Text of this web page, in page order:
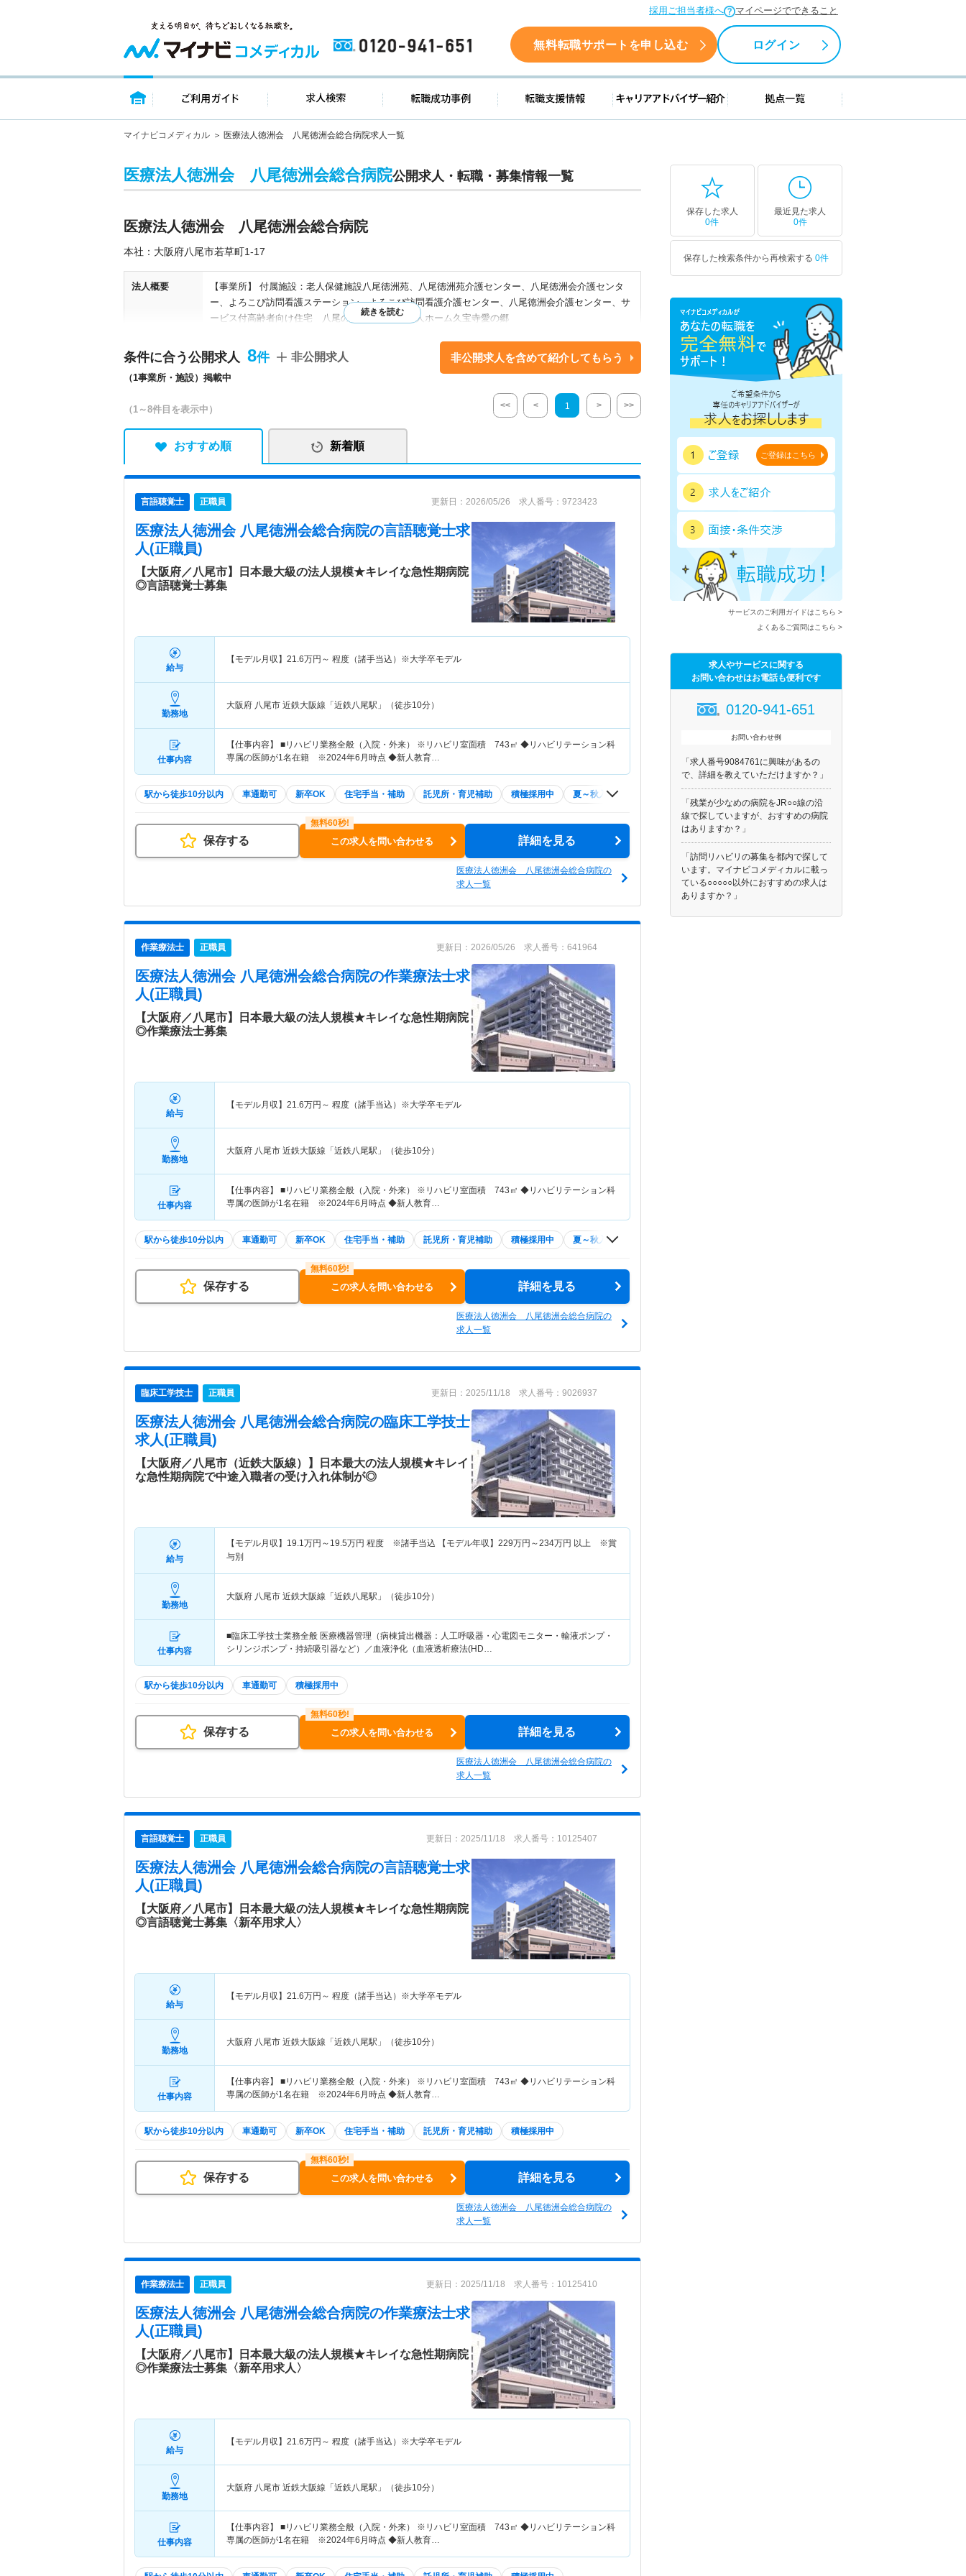
採用ご担当者様へ マイページでできること
0120-941-651 無料転職サポートを申し込む ログイン
トップページ ご利用ガイド 求人検索 転職成功事例 転職支援情報 キャリアアドバイザー紹介 拠点一覧
マイナビコメディカル 医療法人徳洲会 八尾徳洲会総合病院求人一覧
医療法人徳洲会 八尾徳洲会総合病院公開求人・転職・募集情報一覧
医療法人徳洲会 八尾徳洲会総合病院
本社：大阪府八尾市若草町1‐17
法人概要
【事業所】 付属施設：老人保健施設八尾徳洲苑、八尾徳洲苑介護センター、八尾徳洲会介護センタ
ー、よろこび訪問看護ステーション、よろこび訪問看護介護センター、八尾徳洲会介護センター、サ
ービス付高齢者向け住宅 八尾の杜、特別養護老人ホーム久宝寺愛の郷
病院情報補足 電子カルテ導入済み、オーダリングシステム導入済み
特色
外来・入院・在宅の患者様に対してリハビリテーションを提供しています。特に入院中のリハビリテ
ーションでは、早期から介入 することで、患者様の運動機能低下を最小限に予防するように努めてい
ます。整形外科チーム、脳神経外科チーム、心臓・呼吸チーム、訪問リハビリチームの4チームに分
かれ、スペシャリストの育成に力を注いでいます。 ■作業療法 外来・入院を中心に、患者様の日常生
活動作の獲得を目標に作業療法を実施しています。高次脳機能障害に悩んでおられる 患者様や、手に
ハンドセラピィや脳卒中回復期の患者様にも対応しています。定期的な勉強会も実施しており、外部
勉強会に出席し た後は伝達講習を行い、各スタッフの知識・技術向上に努めています。
条件に合う公開求人 8
（1事業所・施設）掲載中
非公開求人 非公開求人を含めて紹介してもらう
（1～8件目を表示中） << < 1 > >>
おすすめ順 新着順
言語聴覚士 正職員 更新日：2026/05/26 求人番号：9723423
医療法人徳洲会 八尾徳洲会総合病院の言語聴覚士求
人(正職員)
【大阪府／八尾市】日本最大級の法人規模★キレイな急性期病院
◎言語聴覚士募集
給与
【モデル月収】 21.6万円～ 程度（諸手当込）※大学卒モデル
勤務地
大阪府 八尾市 近鉄大阪線「近鉄八尾駅」（徒歩10分）
仕事内容
【仕事内容】 ■リハビリ業務全般（入院・外来） ※リハビリ室面積 743㎡ ◆リハビリテーション科
専属の医師が1名在籍 ※2024年6月時点 ◆新人教育…
駅から徒歩10分以内 車通勤可 新卒OK 住宅手当・補助 託児所・育児補助 積極採用中 夏～秋入職可
保存する この求人を問い合わせる 詳細を見る
医療法人徳洲会 八尾徳洲会総合病院の
求人一覧
作業療法士 正職員 更新日：2026/05/26 求人番号：641964
医療法人徳洲会 八尾徳洲会総合病院の作業療法士求
人(正職員)
【大阪府／八尾市】日本最大級の法人規模★キレイな急性期病院
◎作業療法士募集
給与
【モデル月収】 21.6万円～ 程度（諸手当込）※大学卒モデル
勤務地
大阪府 八尾市 近鉄大阪線「近鉄八尾駅」（徒歩10分）
仕事内容
【仕事内容】 ■リハビリ業務全般（入院・外来） ※リハビリ室面積 743㎡ ◆リハビリテーション科
専属の医師が1名在籍 ※2024年6月時点 ◆新人教育…
駅から徒歩10分以内 車通勤可 新卒OK 住宅手当・補助 託児所・育児補助 積極採用中 夏～秋入職可
保存する この求人を問い合わせる 詳細を見る
医療法人徳洲会 八尾徳洲会総合病院の
求人一覧
臨床工学技士 正職員 更新日：2025/11/18 求人番号：9026937
医療法人徳洲会 八尾徳洲会総合病院の臨床工学技士
求人(正職員)
【大阪府／八尾市（近鉄大阪線）】日本最大の法人規模★キレイ
な急性期病院で中途入職者の受け入れ体制が◎
給与
【モデル月収】 19.1万円～ 19.5万円 程度 ※諸手当込 【モデル年収】 229万円～234万円 以上 ※賞
与別
勤務地
大阪府 八尾市 近鉄大阪線「近鉄八尾駅」（徒歩10分）
仕事内容
■臨床工学技士業務全般 医療機器管理（病棟貸出機器：人工呼吸器・心電図モニター・輸液ポンプ・
シリンジポンプ・持続吸引器など）／血液浄化（血液透析療法(HD…
駅から徒歩10分以内 車通勤可 積極採用中
保存する この求人を問い合わせる 詳細を見る
医療法人徳洲会 八尾徳洲会総合病院の
求人一覧
言語聴覚士 正職員 更新日：2025/11/18 求人番号：10125407
医療法人徳洲会 八尾徳洲会総合病院の言語聴覚士求
人(正職員)
【大阪府／八尾市】日本最大級の法人規模★キレイな急性期病院
◎言語聴覚士募集〈新卒用求人〉
給与
【モデル月収】 21.6万円～ 程度（諸手当込）※大学卒モデル
勤務地
大阪府 八尾市 近鉄大阪線「近鉄八尾駅」（徒歩10分）
仕事内容
【仕事内容】 ■リハビリ業務全般（入院・外来） ※リハビリ室面積 743㎡ ◆リハビリテーション科
専属の医師が1名在籍 ※2024年6月時点 ◆新人教育…
駅から徒歩10分以内 車通勤可 新卒OK 住宅手当・補助 託児所・育児補助 積極採用中
保存する この求人を問い合わせる 詳細を見る
医療法人徳洲会 八尾徳洲会総合病院の
求人一覧
作業療法士 正職員 更新日：2025/11/18 求人番号：10125410
医療法人徳洲会 八尾徳洲会総合病院の作業療法士求
人(正職員)
【大阪府／八尾市】日本最大級の法人規模★キレイな急性期病院
◎作業療法士募集〈新卒用求人〉
給与
【モデル月収】 21.6万円～ 程度（諸手当込）※大学卒モデル
勤務地
大阪府 八尾市 近鉄大阪線「近鉄八尾駅」（徒歩10分）
仕事内容
【仕事内容】 ■リハビリ業務全般（入院・外来） ※リハビリ室面積 743㎡ ◆リハビリテーション科
専属の医師が1名在籍 ※2024年6月時点 ◆新人教育…
保存した求人
0件
最近見た求人
0件
保存した検索条件から再検索する 0件
ご登録はこちら
サービスのご利用ガイドはこちら >
よくあるご質問はこちら >
求人やサービスに関する
お問い合わせはお電話も便利です
0120-941-651
お問い合わせ例
「求人番号9084761に興味があるの
で、詳細を教えていただけますか？」
「残業が少なめの病院をJR○○線の沿
線で探していますが、おすすめの病院
はありますか？」
「訪問リハビリの募集を都内で探して
います。マイナビコメディカルに載っ
ている○○○○○以外におすすめの求人は
ありますか？」